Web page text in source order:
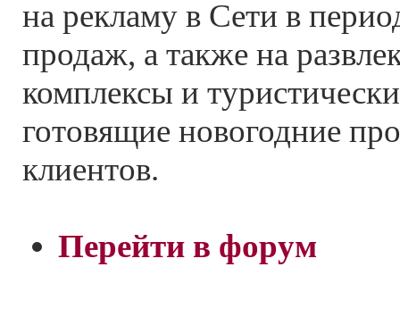
на рекламу в Сети в
продаж, а также на
комплексы и
готовящие новогодние
клиентов.
Перейти в форум